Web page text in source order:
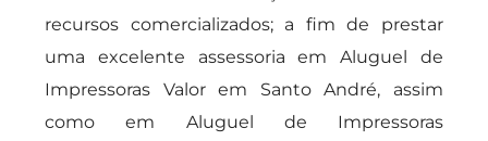
recursos comercializados; a fim de prestar
uma excelente assessoria em Aluguel de
Impressoras Valor em Santo André, assim
como em Aluguel de Impressoras